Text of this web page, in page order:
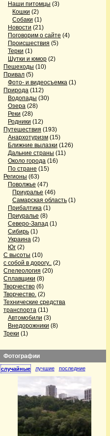
Наши питомцы (3)
Кошки (2)
Собаки (1)
Новости (21)
Поговорим о сайте (4)
Происшествия (5)
Терки (1)
Шутки и юмор (2)
Пешеходы (10)
Привал (5)
Фото- и видеосъемка (1)
Природа (112)
Водопады (30)
Озера (28)
Реки (28)
Родники (12)
Путешествия (193)
Анархотуризм (15)
Ближние вылазки (126)
Дальние страны (11)
Около города (16)
По стране (15)
Регионы (63)
Поволжье (47)
Приуралье (46)
Самарская область (1)
Прибалтика (1)
Приуралье (8)
Северо-Запад (1)
Сибирь (1)
Украина (2)
Юг (2)
С высоты (10)
с собой в дорогу.. (2)
Спелеология (20)
Сплавщики (8)
Творчество (6)
Творчество. (2)
Технические средства
транспорта (11)
Автомобили (3)
Внедорожники (8)
Треки (1)
Фотографии
случайные лучшие последние